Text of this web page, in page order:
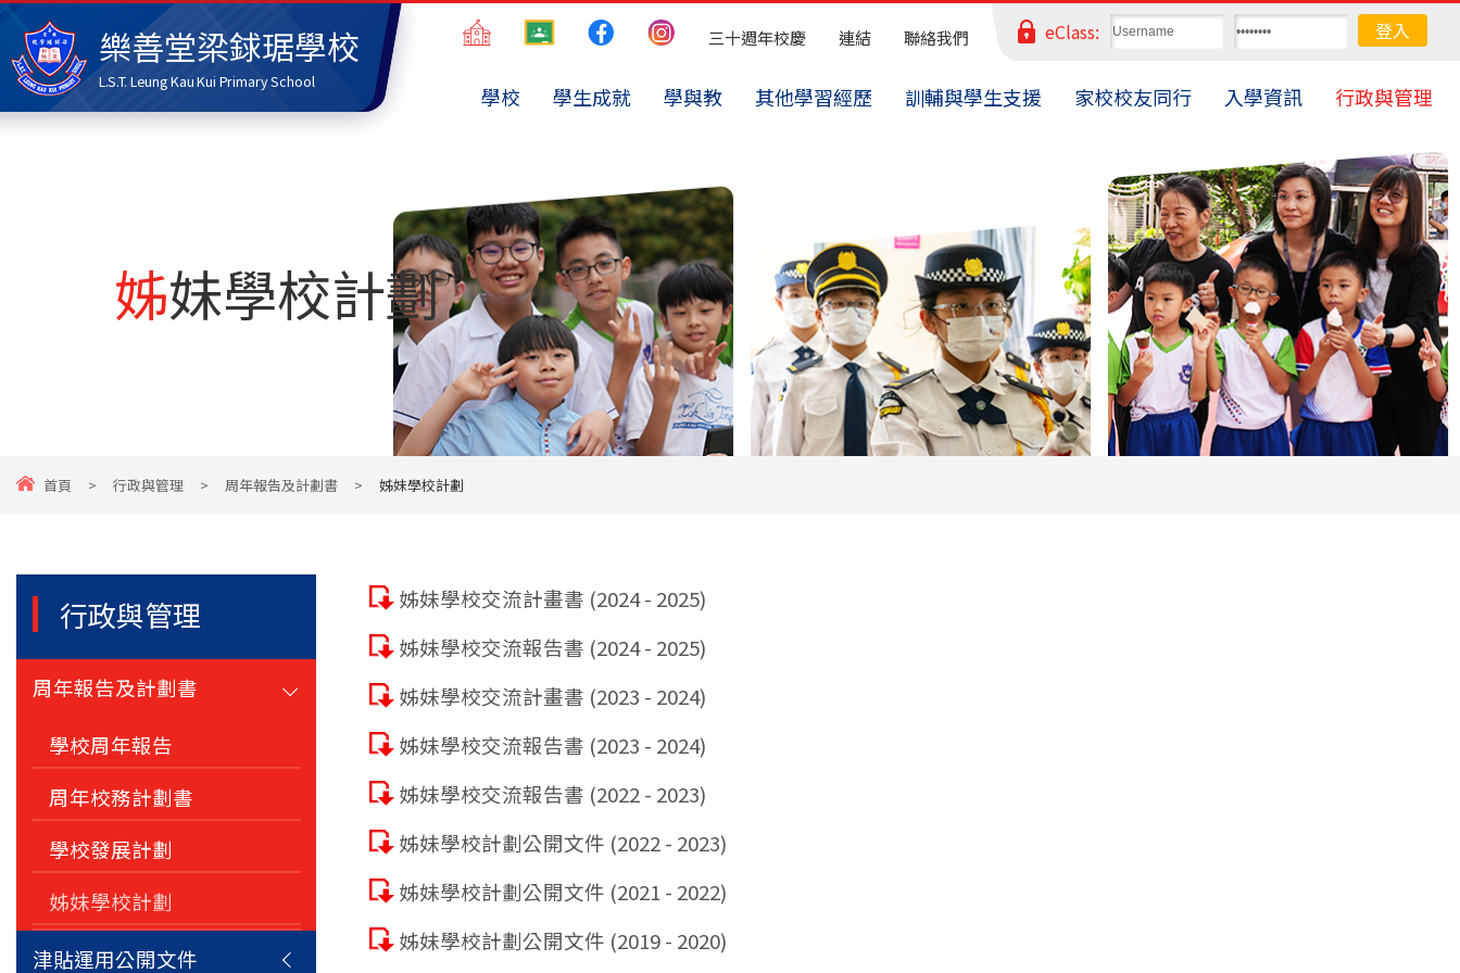
樂善堂梁銶琚學校
L.S.T. Leung Kau Kui Primary School
eClass:
三十週年校慶 連結 聯絡我們
學校 學生成就 學與教 其他學習經歷 訓輔與學生支援 家校校友同行 入學資訊 行政與管理
姊妹學校計劃
首頁 > 行政與管理 > 周年報告及計劃書 > 姊妹學校計劃
姊妹學校交流計畫書 (2024 - 2025)
姊妹學校交流報告書 (2024 - 2025)
姊妹學校交流計畫書 (2023 - 2024)
姊妹學校交流報告書 (2023 - 2024)
姊妹學校交流報告書 (2022 - 2023)
姊妹學校計劃公開文件 (2022 - 2023)
姊妹學校計劃公開文件 (2021 - 2022)
姊妹學校計劃公開文件 (2019 - 2020)
行政與管理
周年報告及計劃書
學校周年報告
周年校務計劃書
學校發展計劃
姊妹學校計劃
津貼運用公開文件